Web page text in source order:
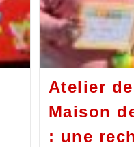
Atelier
Maison
: une